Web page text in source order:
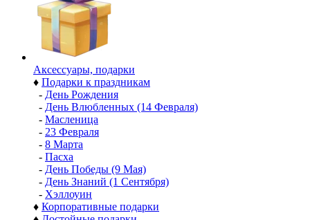
Аксессуары, подарки
♦ Подарки к праздникам
- День Рождения
- День Влюбленных (14 Февраля)
- Масленица
- 23 Февраля
- 8 Марта
- Пасха
- День Победы (9 Мая)
- День Знаний (1 Сентября)
- Хэллоуин
♦ Корпоративные подарки